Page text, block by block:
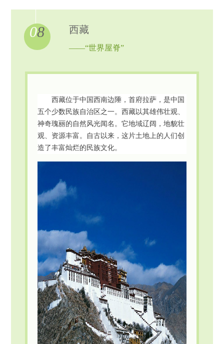
08 西藏
——“世界屋脊”
西藏位于中国西南边陲，首府拉萨，是中国
五个少数民族自治区之一。西藏以其雄伟壮观、
神奇瑰丽的自然风光闻名。它地域辽阔，地貌壮
观、资源丰富。自古以来，这片土地上的人们创
造了丰富灿烂的民族文化。